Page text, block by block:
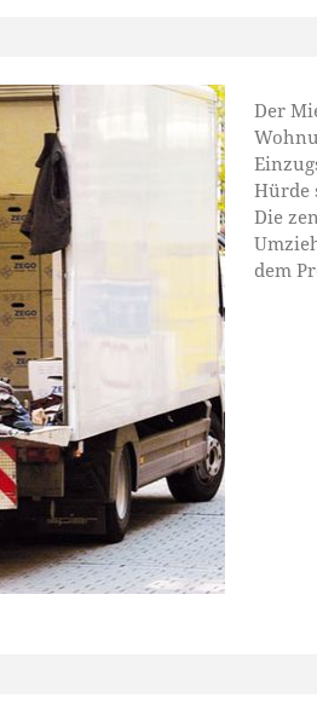
Der
Hürde
Die
dem